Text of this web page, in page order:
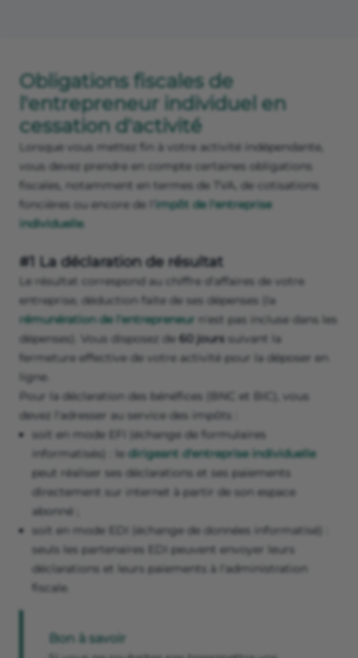
Obligations fiscales de
l'entrepreneur individuel en
cessation d'activité
Lorsque vous mettez fin à votre activité indépendante,
vous devez prendre en compte certaines obligations
fiscales, notamment en termes de TVA, de cotisations
foncières ou encore de l'
impôt de l'entreprise
individuelle.
#1 La déclaration de résultat
Le résultat correspond au chiffre d'affaires de votre
entreprise, déduction faite de ses dépenses (la
rémunération de l'entrepreneur n'est pas incluse dans les
dépenses). Vous disposez de 60 jours suivant la
fermeture effective de votre activité pour la déposer en
ligne.
Pour la déclaration des bénéfices (BNC et BIC), vous
devez l'adresser au service des impôts :
soit en mode EFI (échange de formulaires
informatisés) : le dirigeant d'entreprise individuelle
peut réaliser ses déclarations et ses paiements
directement sur internet à partir de son espace
abonné ;
soit en mode EDI (échange de données informatisé) :
seuls les partenaires EDI peuvent envoyer leurs
déclarations et leurs paiements à l'administration
fiscale.
Bon à savoir